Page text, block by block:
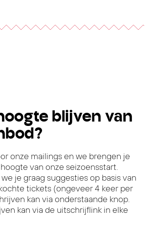
blijven van
onze mailings en we brengen je
van onze seizoensstart.
je graag suggesties op basis van
tickets (ongeveer 4 keer per
kan via onderstaande knop.
kan via de uitschrijflink in elke